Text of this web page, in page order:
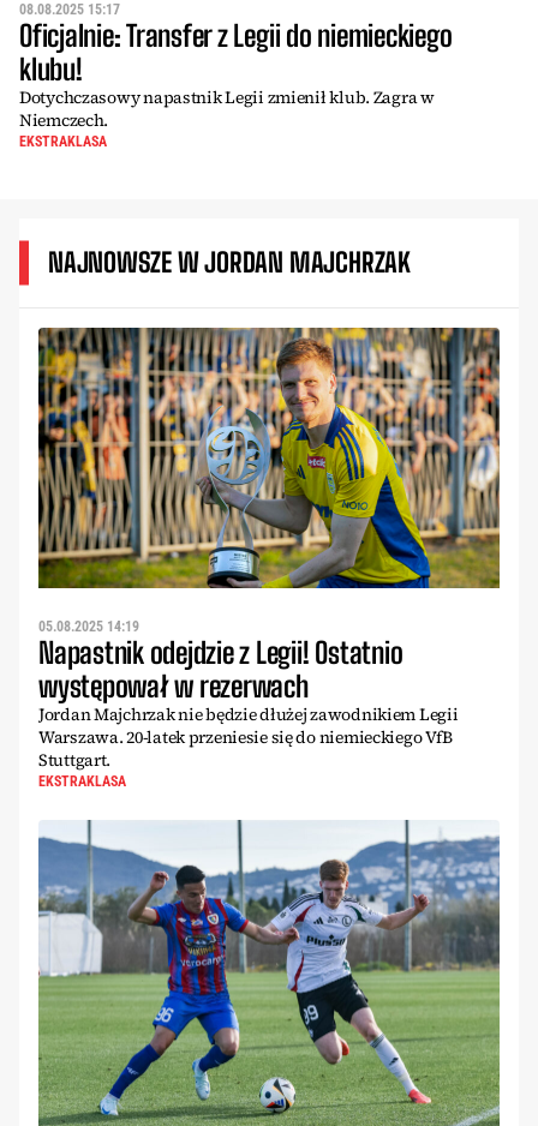
08.08.2025 15:17
Oficjalnie: Transfer z Legii do niemieckiego
klubu!
Dotychczasowy napastnik Legii zmienił klub. Zagra w
Niemczech.
EKSTRAKLASA
NAJNOWSZE W JORDAN MAJCHRZAK
05.08.2025 14:19
Napastnik odejdzie z Legii! Ostatnio
występował w rezerwach
Jordan Majchrzak nie będzie dłużej zawodnikiem Legii
Warszawa. 20-latek przeniesie się do niemieckiego VfB
Stuttgart.
EKSTRAKLASA